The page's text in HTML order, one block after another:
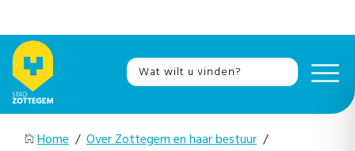
Home / Over Zottegem en haar bestuur /